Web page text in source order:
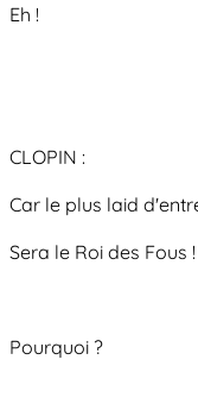
Eh !
CLOPIN :
Car le plus laid
Sera le Roi des Fous !
Pourquoi ?